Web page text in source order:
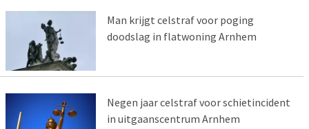
Man krijgt celstraf voor poging
doodslag in flatwoning Arnhem
Negen jaar celstraf voor schietincident
in uitgaanscentrum Arnhem